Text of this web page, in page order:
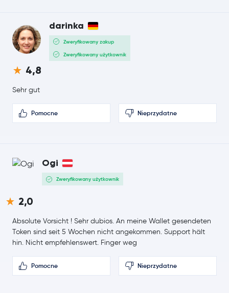
EOS EOS
1,9 %
darinka
Zweryfikowany zakup
Zweryfikowany użytkownik
4,8
Sehr gut
Pomocne Nieprzydatne
Ogi
Zweryfikowany użytkownik
2,0
Absolute Vorsicht ! Sehr dubios. An meine Wallet gesendeten
Token sind seit 5 Wochen nicht angekommen. Support hält
hin. Nicht empfehlenswert. Finger weg
Pomocne Nieprzydatne